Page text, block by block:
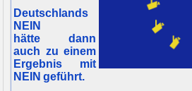
Deutschlands
NEIN
hätte dann
auch zu einem
Ergebnis mit
NEIN geführt.